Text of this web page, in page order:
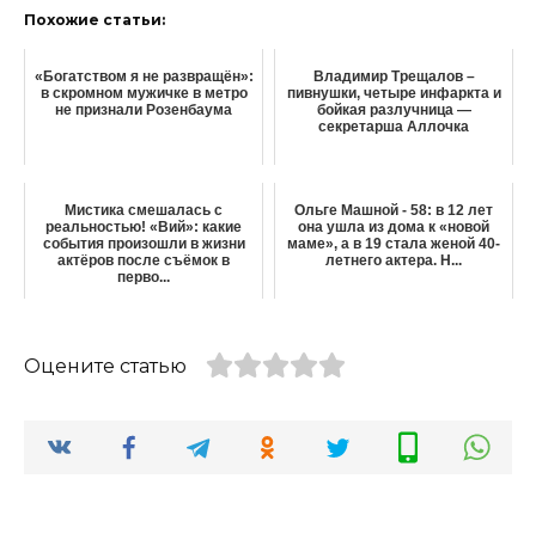
Похожие статьи:
«Богатством я не развращён»:
в скромном мужичке в метро
не признали Розенбаума
Владимир Трещалов –
пивнушки, четыре инфаркта и
бойкая разлучница —
секретарша Аллочка
Мистика смешалась с
реальностью! «Вий»: какие
события произошли в жизни
актёров после съёмок в
перво...
Ольге Машной - 58: в 12 лет
она ушла из дома к «новой
маме», а в 19 стала женой 40-
летнего актера. Н...
Оцените статью